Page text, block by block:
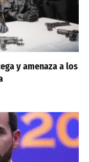
y amenaza a los